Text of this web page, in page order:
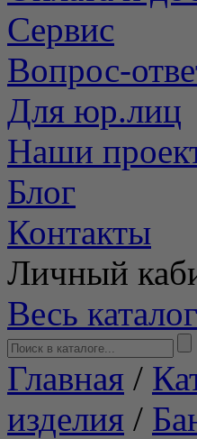
Сервис
Вопрос-
Для юр.лиц
Наши
Блог
Контакты
Личный
Весь каталог
Главная /
изделия /